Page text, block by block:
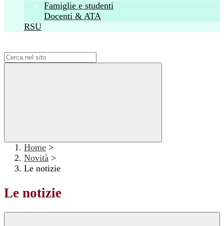
Famiglie e studenti
Docenti & ATA
RSU
Home >
Novità >
Le notizie
Le notizie